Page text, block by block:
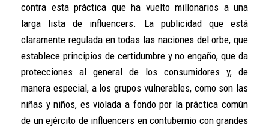
contra esta práctica que ha vuelto millonarios a una
larga lista de influencers. La publicidad que está
claramente regulada en todas las naciones del orbe, que
establece principios de certidumbre y no engaño, que da
protecciones al general de los consumidores y, de
manera especial, a los grupos vulnerables, como son las
niñas y niños, es violada a fondo por la práctica común
de un ejército de influencers en contubernio con grandes